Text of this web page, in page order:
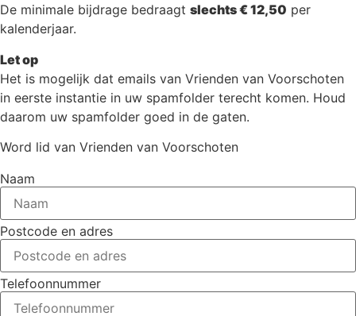
De minimale bijdrage bedraagt slechts € 12,50 per
kalenderjaar.
Let op
Het is mogelijk dat emails van Vrienden van Voorschoten
in eerste instantie in uw spamfolder terecht komen. Houd
daarom uw spamfolder goed in de gaten.
Word lid van Vrienden van Voorschoten
Naam
Postcode en adres
Telefoonnummer